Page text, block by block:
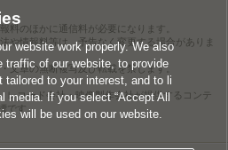
料のほかに通信料が必要になります。
や情報料等は、予告なく変更する場合がありま
文章の無断複写及び転載を禁じます。
レコード会社・映像製作会社が提供するコンテ
です。
website work properly. We also
traffic of our website, to provide
tailored to your interest, and to li
media. If you select “Accept All
will be used on our website.